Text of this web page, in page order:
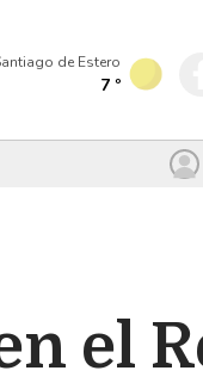
de Estero
7 º
el